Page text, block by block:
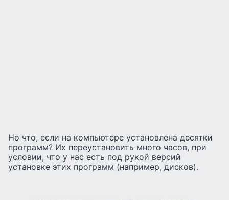
Но что, если на компьютере установлена ​​десятки
программ? Их переустановить много часов, при
условии, что у нас есть под рукой версий
установке этих программ (например, дисков).